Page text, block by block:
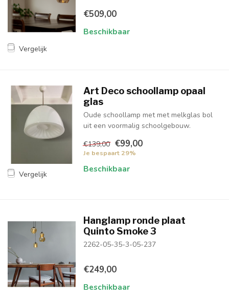
Vergelijk
€509,00
Beschikbaar
Vergelijk
Art Deco schoollamp opaal
glas
Oude schoollamp met met melkglas bol
uit een voormalig schoolgebouw.
€139,00 €99,00
Je bespaart 29%
Beschikbaar
Hanglamp ronde plaat
Quinto Smoke 3
2262-05-35-3-05-237
€249,00
Beschikbaar